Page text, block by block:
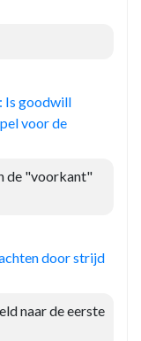
Is goodwill
voor de
de "voorkant"
door strijd
naar de eerste